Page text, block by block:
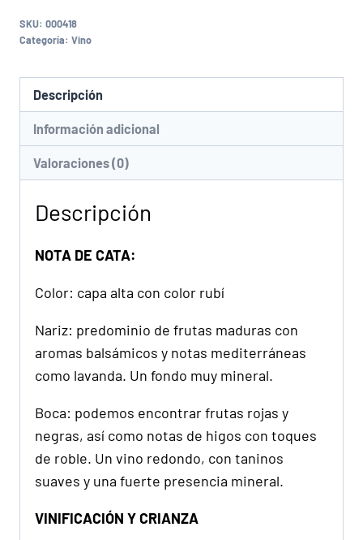
SKU: 000418
Categoría: Vino
Descripción
Información adicional
Valoraciones (0)
Descripción
NOTA DE CATA:
Color: capa alta con color rubí
Nariz: predominio de frutas maduras con
aromas balsámicos y notas mediterráneas
como lavanda. Un fondo muy mineral.
Boca: podemos encontrar frutas rojas y
negras, así como notas de higos con toques
de roble. Un vino redondo, con taninos
suaves y una fuerte presencia mineral.
VINIFICACIÓN Y CRIANZA